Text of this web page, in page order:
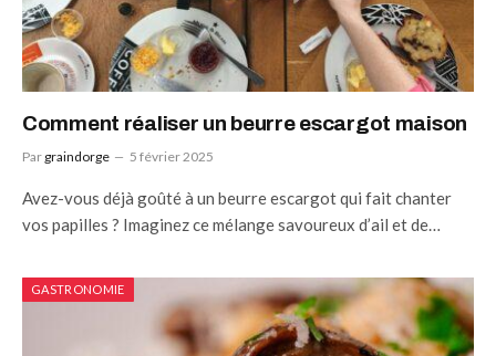
Comment réaliser un beurre escargot maison
Par graindorge 5 février 2025
Avez-vous déjà goûté à un beurre escargot qui fait chanter
vos papilles ? Imaginez ce mélange savoureux d’ail et de…
GASTRONOMIE